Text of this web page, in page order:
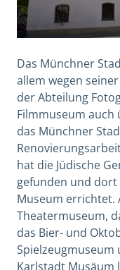
Das Münchner
allem wegen
der Abteilung
Filmmuseum
das Münchner
hat die Jüdische
gefunden und dort
Museum errichtet.
Theatermuseum,
das Bier- und
Spielzeugmuseum
Karlstadt Musäum